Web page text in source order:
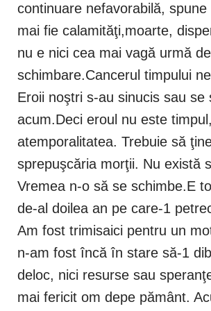
continuare nefavorabilă,
mai fie calamităţi,moarte,
nu e nici cea mai vagă urmă de
schimbare.Cancerul timpului
Eroii noştri s-au sinucis sau se
acum.Deci eroul nu este
atemporalitatea. Trebuie să
sprepuşcăria morţii. Nu există
Vremea n-o să se schimbe.E
de-al doilea an pe care-1
Am fost trimisaici pentru un
n-am fost încă în stare să-1
deloc, nici resurse sau
mai fericit om depe pământ.